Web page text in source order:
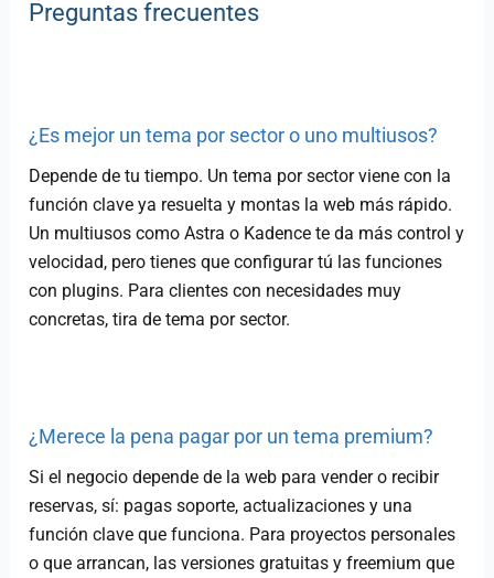
Preguntas frecuentes
¿Es mejor un tema por sector o uno multiusos?
Depende de tu tiempo. Un tema por sector viene con la
función clave ya resuelta y montas la web más rápido.
Un multiusos como Astra o Kadence te da más control y
velocidad, pero tienes que configurar tú las funciones
con plugins. Para clientes con necesidades muy
concretas, tira de tema por sector.
¿Merece la pena pagar por un tema premium?
Si el negocio depende de la web para vender o recibir
reservas, sí: pagas soporte, actualizaciones y una
función clave que funciona. Para proyectos personales
o que arrancan, las versiones gratuitas y freemium que